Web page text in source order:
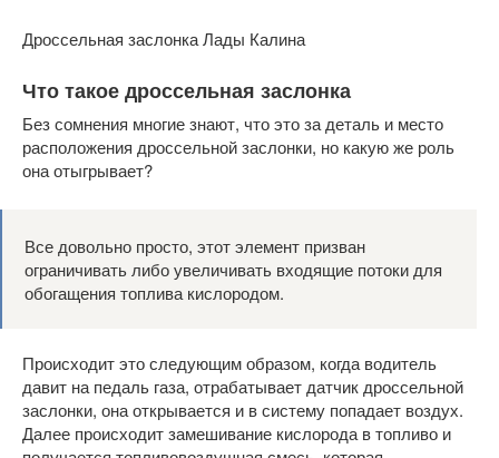
Дроссельная заслонка Лады Калина
Что такое дроссельная заслонка
Без сомнения многие знают, что это за деталь и место
расположения дроссельной заслонки, но какую же роль
она отыгрывает?
Все довольно просто, этот элемент призван
ограничивать либо увеличивать входящие потоки для
обогащения топлива кислородом.
Происходит это следующим образом, когда водитель
давит на педаль газа, отрабатывает датчик дроссельной
заслонки, она открывается и в систему попадает воздух.
Далее происходит замешивание кислорода в топливо и